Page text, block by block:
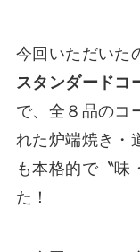
今回いただいた
スタンダードコ
で、全８品のコ
れた炉端焼き・
も本格的で〝味
た！